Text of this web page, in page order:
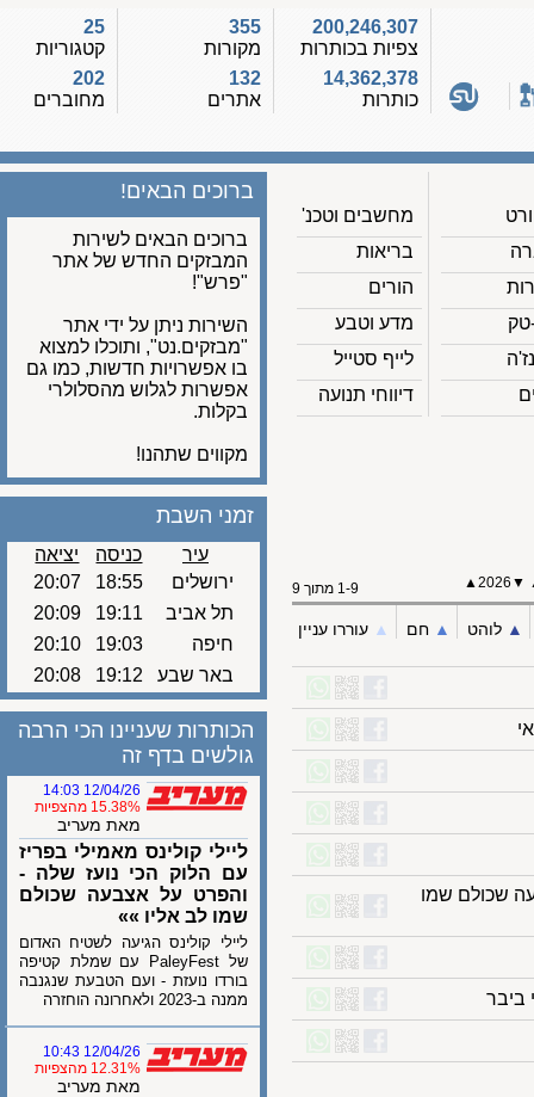
200,246,307
צפיות בכותרות
14,362,378
כותרות
355
מקורות
132
אתרים
קטגוריות
202
מחוברים
מחשבים וטכנ'
בריאות
הורים
מדע וטבע
לייף סטייל
דיווחי תנועה
ברוכים הבאים!
ברוכים הבאים לשירות
המבזקים החדש של אתר
"פרש"!
השירות ניתן על ידי אתר
"מבזקים.נט", ותוכלו למצוא
בו אפשרויות חדשות, כמו גם
אפשרות לגלוש מהסלולרי
בקלות.
מקווים שתהנו!
2026▲
לוהט ▲︎ חם ▲︎ עוררו עניין
שכולם שמו
זמני השבת
עיר כניסה
יציאה
ירושלים
18:55
20:07
תל אביב
19:11
20:09
חיפה
19:03
20:10
באר שבע
19:12
20:08
הכותרות שעניינו הכי הרבה
גולשים בדף זה
12/04/26 14:03
15.38% מהצפיות
מאת מעריב
ליילי קולינס מאמילי בפריז
עם הלוק הכי נועז שלה -
והפרט על אצבעה שכולם
שמו לב אליו »»
ליילי קולינס הגיעה לשטיח האדום
של PaleyFest עם שמלת קטיפה
בורדו נועזת - ועם הטבעת שנגנבה
ממנה ב-2023 ולאחרונה הוחזרה
12/04/26 10:43
12.31% מהצפיות
מאת מעריב